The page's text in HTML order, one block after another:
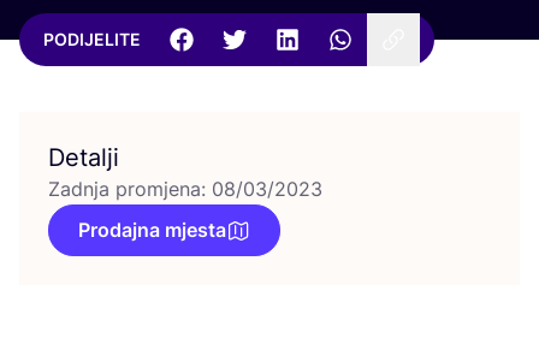
PODIJELITE
Detalji
Zadnja promjena: 08/03/2023
Prodajna mjesta